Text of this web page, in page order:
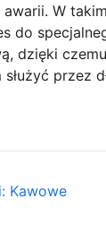
W
do
dzięki
przez
Kawowe